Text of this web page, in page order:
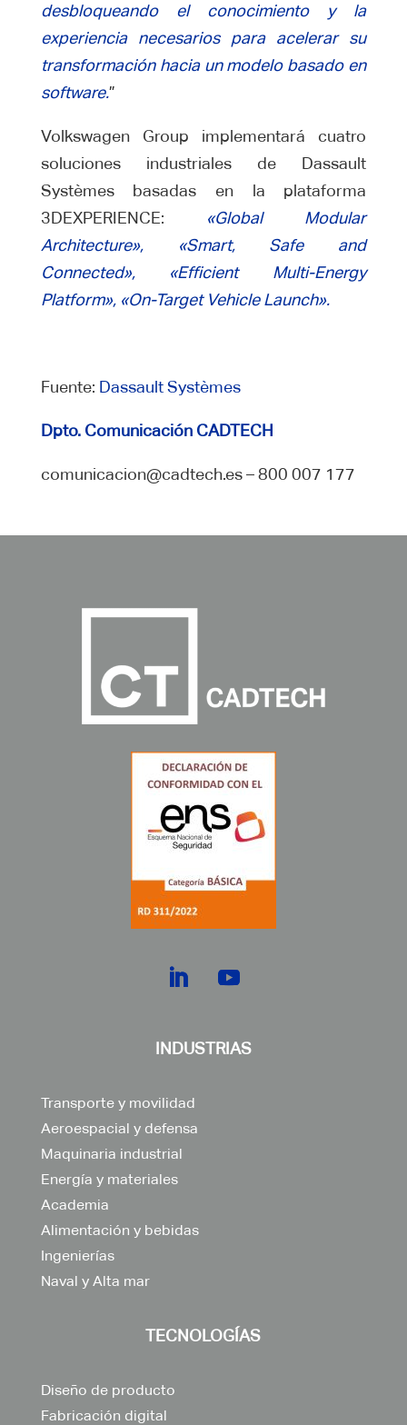
desbloqueando el conocimiento y la
experiencia necesarios para acelerar su
transformación hacia un modelo basado en
software.”
Volkswagen Group implementará cuatro
soluciones industriales de Dassault
Systèmes basadas en la plataforma
3DEXPERIENCE: «Global Modular
Architecture», «Smart, Safe and
Connected», «Efficient Multi-Energy
Platform», «On-Target Vehicle Launch».
Fuente: Dassault Systèmes
Dpto. Comunicación CADTECH
comunicacion@cadtech.es – 800 007 177
INDUSTRIAS
Transporte y movilidad
Aeroespacial y defensa
Maquinaria industrial
Energía y materiales
Academia
Alimentación y bebidas
Ingenierías
Naval y Alta mar
TECNOLOGÍAS
Diseño de producto
Fabricación digital